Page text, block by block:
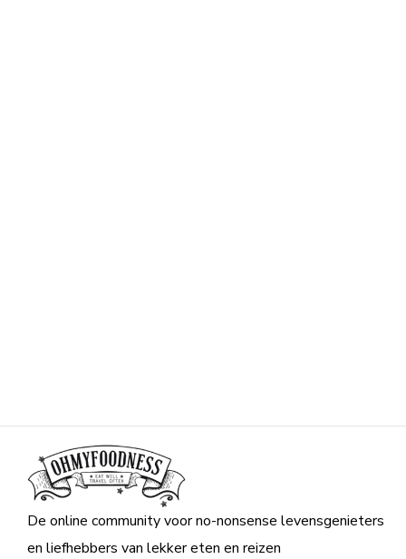
De online community voor no-nonsense levensgenieters
en liefhebbers van lekker eten en reizen